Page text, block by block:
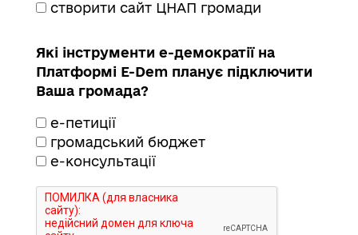
створити сайт ЦНАП громади
Які інструменти е-демократії на
Платформі E-Dem планує підключити
Ваша громада?
е-петиції
громадський бюджет
е-консультації